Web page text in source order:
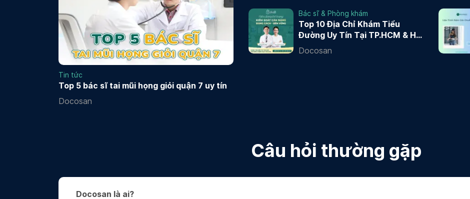
Tin tức
Top 5 bác sĩ tai mũi họng giỏi quận 7 uy tín
Docosan
Bác sĩ & Phòng khám
Top 10 Địa Chỉ Khám Tiểu
Đường Uy Tín Tại TP.HCM & Hà
Nội 2026
Docosan
Câu hỏi thường gặp
Docosan là ai?